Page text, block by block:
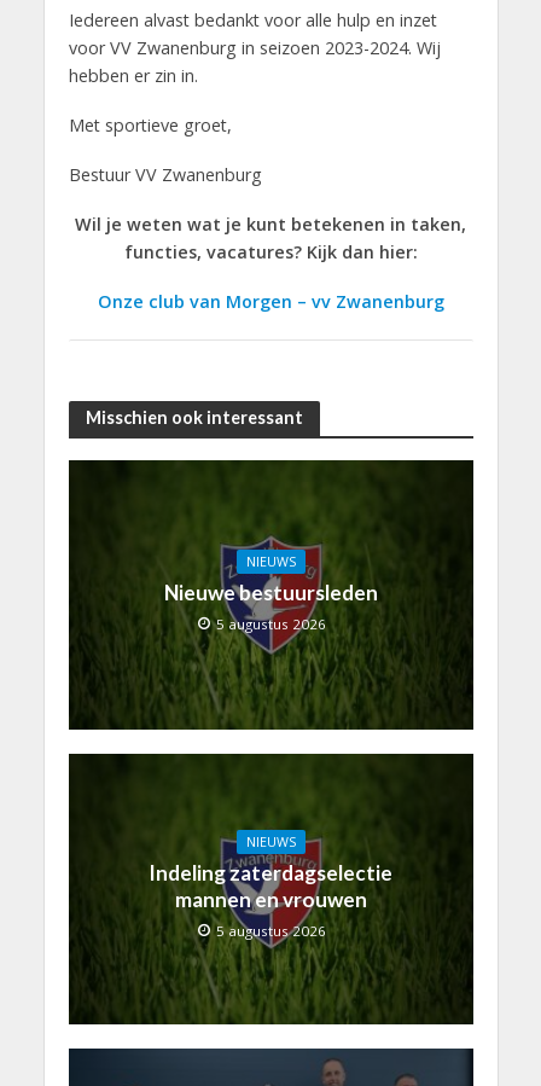
Iedereen alvast bedankt voor alle hulp en inzet
voor VV Zwanenburg in seizoen 2023-2024. Wij
hebben er zin in.
Met sportieve groet,
Bestuur VV Zwanenburg
Wil je weten wat je kunt betekenen in taken,
functies, vacatures? Kijk dan hier:
Onze club van Morgen – vv Zwanenburg
Misschien ook interessant
NIEUWS
Nieuwe bestuursleden
5 augustus 2026
NIEUWS
Indeling zaterdagselectie
mannen en vrouwen
5 augustus 2026